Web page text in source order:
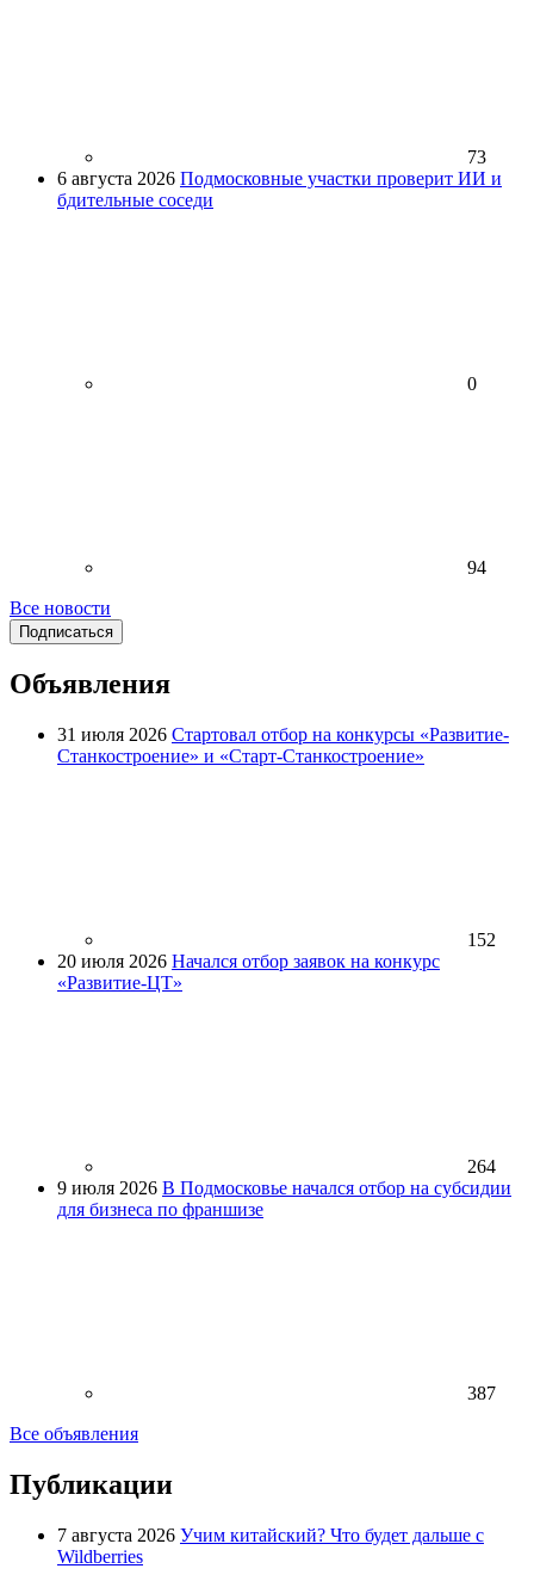
73
6 августа 2026 Подмосковные участки проверит ИИ и
бдительные соседи
0
94
Все новости
Подписаться
Объявления
31 июля 2026 Стартовал отбор на конкурсы «Развитие-
Станкостроение» и «Старт-Станкостроение»
152
20 июля 2026 Начался отбор заявок на конкурс
«Развитие-ЦТ»
264
9 июля 2026 В Подмосковье начался отбор на субсидии
для бизнеса по франшизе
387
Все объявления
Публикации
7 августа 2026 Учим китайский? Что будет дальше с
Wildberries